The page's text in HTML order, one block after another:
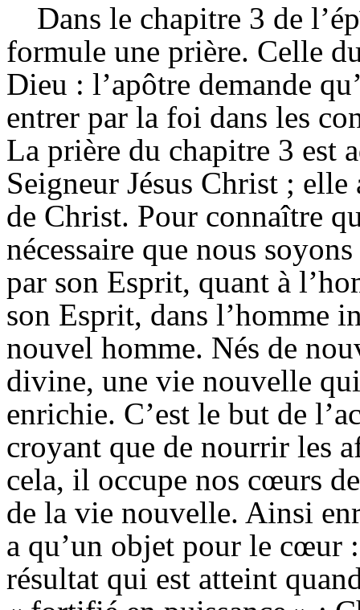
Dans le chapitre 3 de
formule une prière. Celle
Dieu : l’apôtre demande
entrer par la foi dans les
La prière du chapitre 3 est
Seigneur Jésus Christ ;
de Christ. Pour connaître
nécessaire que nous
par son Esprit, quant à
son Esprit, dans l’homme
nouvel homme. Nés de
divine, une vie nouvelle
enrichie. C’est le but de
croyant que de nourrir les
cela, il occupe nos cœurs
de la vie nouvelle. Ainsi
a qu’un objet pour le cœur
résultat qui est atteint